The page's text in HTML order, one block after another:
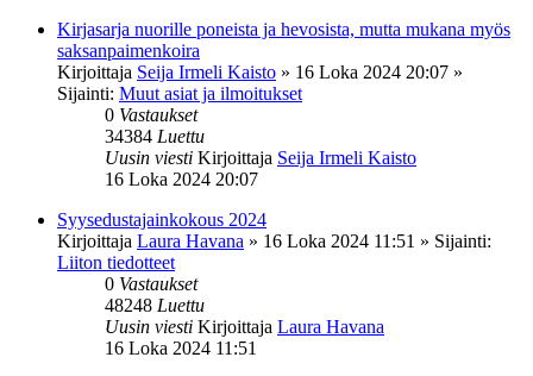
Kirjasarja nuorille poneista ja hevosista, mutta mukana myös
saksanpaimenkoira
Kirjoittaja Seija Irmeli Kaisto » 16 Loka 2024 20:07 »
Sijainti: Muut asiat ja ilmoitukset
0 Vastaukset
34384 Luettu
Uusin viesti Kirjoittaja Seija Irmeli Kaisto
16 Loka 2024 20:07
Syysedustajainkokous 2024
Kirjoittaja Laura Havana » 16 Loka 2024 11:51 » Sijainti:
Liiton tiedotteet
0 Vastaukset
48248 Luettu
Uusin viesti Kirjoittaja Laura Havana
16 Loka 2024 11:51